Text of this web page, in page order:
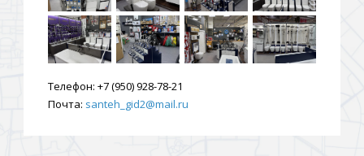
Телефон: +7 (950) 928-78-21
Почта: santeh_gid2@mail.ru